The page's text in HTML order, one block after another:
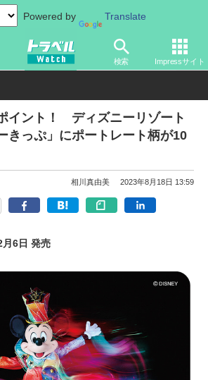
Powered by Translate
検索 Impressサイト
報 観光地 ディズニーリゾート
イント！ ディズニーリゾート
きっぷ」にポートレート柄が10
相川真由美 2023年8月18日 13:59
6日 発売